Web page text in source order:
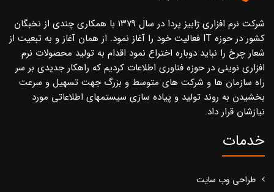
شرکت نرم افزاری ژابیز پردا در سال ۱۳۷۹ با همکاری چندی از نخبگان
کشور در حوزه IT فعالیت خود را آغاز نمود. از همان آغاز و به تبعیت از
شعار چرخ را نباید دوباره اختراع نمود اقدام به تولید محصولات نرم
افزاری نوینی در حوزه فناوری اطلاعات کردیم که راهکار جدیدی بر سر
راه سازمان ها و شرکت های متوسط و بزرگ جهت تسهیل و سرعت
بخشیدن به روند تولید و پیاده سازی سیستمهای اطلاعاتی مورد
نیازشان قرار داد.
خدمات
طراحی وب سایت